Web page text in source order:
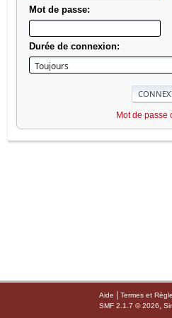
Mot de passe:
Durée de connexion:
Mot de passe
Aide Termes et
SMF 2.1.7 © 2026